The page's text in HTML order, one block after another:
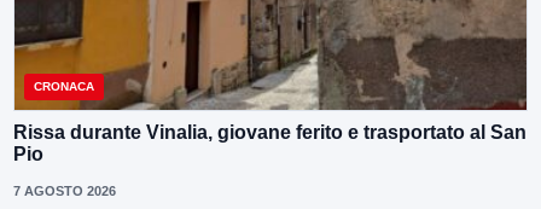
CRONACA
Rissa durante Vinalia, giovane ferito e trasportato al San
Pio
7 AGOSTO 2026